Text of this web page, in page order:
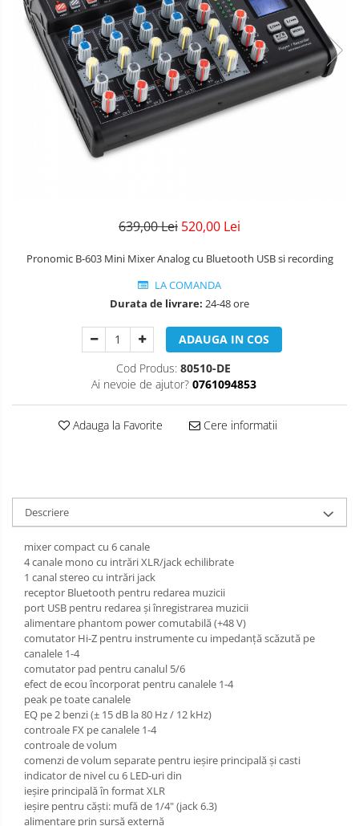
Protectie mustiuc
Alte accesorii
Case Saxofon
Microfoane sax
Piese de schimb
Corn francez
Accesorii instrumente suflat
Clarinet Si bemol
Clarinet Mi bemol
Bratara clarinet
Plasturi clarinet
Corn de vanatoare
Eufoniu & Bariton
Flaut
Accesorii flaut
Set Flaut
Fligorn / FlugelHorn
Fluier
Muzicuta
Oboi
Tenor Horn
Triole / Melodica
mufe
639,00 Lei 520,00 Lei
Pronomic B-603 Mini Mixer Analog cu Bluetooth USB si recording
LA COMANDA
Durata de livrare: 24-48 ore
ADAUGA IN COS
Cod Produs: 80510-DE
Ai nevoie de ajutor? 0761094853
Adauga la Favorite Cere informatii
Descriere
mixer compact cu 6 canale
4 canale mono cu intrări XLR/jack echilibrate
1 canal stereo cu intrări jack
receptor Bluetooth pentru redarea muzicii
port USB pentru redarea și înregistrarea muzicii
alimentare phantom power comutabilă (+48 V)
comutator Hi-Z pentru instrumente cu impedanță scăzută pe
canalele 1-4
comutator pad pentru canalul 5/6
efect de ecou încorporat pentru canalele 1-4
peak pe toate canalele
EQ pe 2 benzi (± 15 dB la 80 Hz / 12 kHz)
controale FX pe canalele 1-4
controale de volum
comenzi de volum separate pentru ieșire principală și casti
indicator de nivel cu 6 LED-uri din
ieșire principală în format XLR
ieșire pentru căști: mufă de 1/4" (jack 6.3)
alimentare prin sursă externă